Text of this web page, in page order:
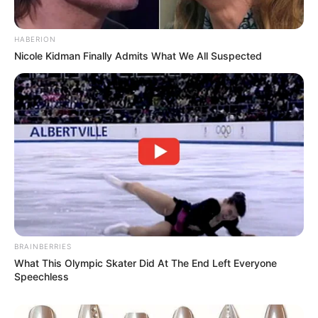
Tampil Lebih Modern, 7 Potret
Hasil Renovasi Rumah Berusia
90 Tahun
HABERION
Nicole Kidman Finally Admits What We All Suspected
BRAINBERRIES
What This Olympic Skater Did At The End Left Everyone
Speechless